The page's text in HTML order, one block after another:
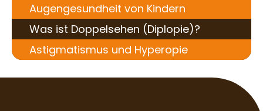
Augengesundheit von Kindern
Was ist Doppelsehen (Diplopie)?
Astigmatismus und Hyperopie